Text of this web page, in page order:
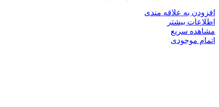
افزودن به علاقه مندی
اطلاعات بیشتر
مشاهده سریع
اتمام موجودی